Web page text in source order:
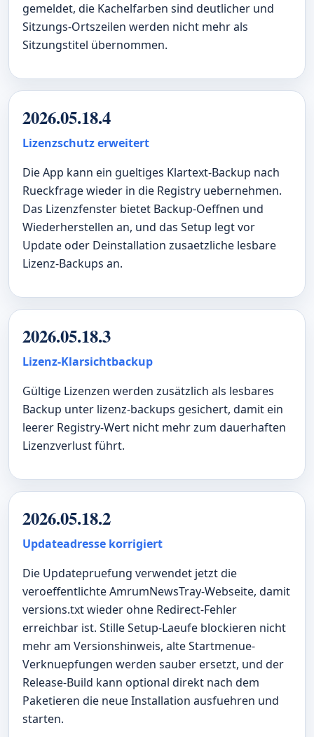
gemeldet, die Kachelfarben sind deutlicher und
Sitzungs-Ortszeilen werden nicht mehr als
Sitzungstitel übernommen.
2026.05.18.4
Lizenzschutz erweitert
Die App kann ein gueltiges Klartext-Backup nach
Rueckfrage wieder in die Registry uebernehmen.
Das Lizenzfenster bietet Backup-Oeffnen und
Wiederherstellen an, und das Setup legt vor
Update oder Deinstallation zusaetzliche lesbare
Lizenz-Backups an.
2026.05.18.3
Lizenz-Klarsichtbackup
Gültige Lizenzen werden zusätzlich als lesbares
Backup unter lizenz-backups gesichert, damit ein
leerer Registry-Wert nicht mehr zum dauerhaften
Lizenzverlust führt.
2026.05.18.2
Updateadresse korrigiert
Die Updatepruefung verwendet jetzt die
veroeffentlichte AmrumNewsTray-Webseite, damit
versions.txt wieder ohne Redirect-Fehler
erreichbar ist. Stille Setup-Laeufe blockieren nicht
mehr am Versionshinweis, alte Startmenue-
Verknuepfungen werden sauber ersetzt, und der
Release-Build kann optional direkt nach dem
Paketieren die neue Installation ausfuehren und
starten.